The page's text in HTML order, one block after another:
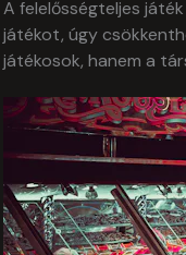
A felelősségteljes
játékot, úgy
játékosok, hanem a